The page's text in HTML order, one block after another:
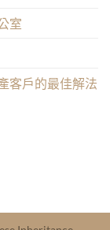
室
客戶的最佳解法